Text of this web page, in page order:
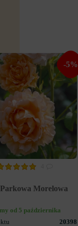
-5%
Morelowa
od 5 października
20398